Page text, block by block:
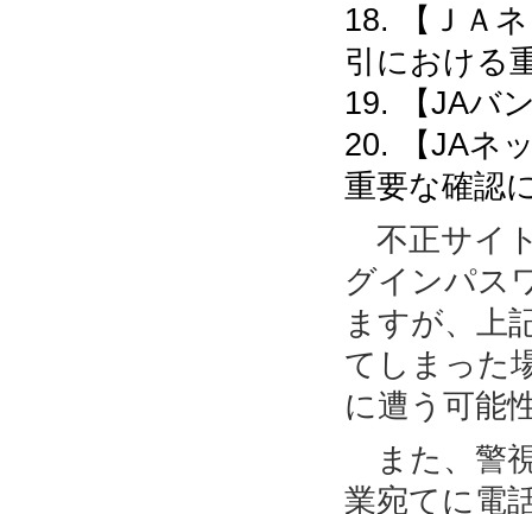
18. 【ＪＡ
引における
19. 【JAバ
20. 【JAネ
重要な確認
不正サイ
グインパス
ますが、上
てしまった
に遭う可能
また、警
業宛てに電